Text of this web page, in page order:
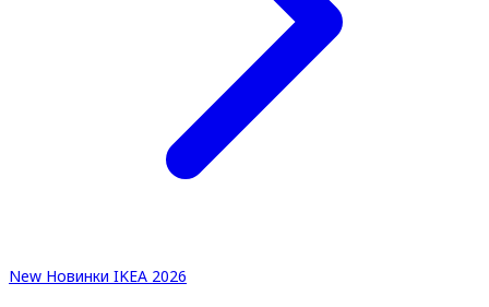
New Новинки IKEA 2026